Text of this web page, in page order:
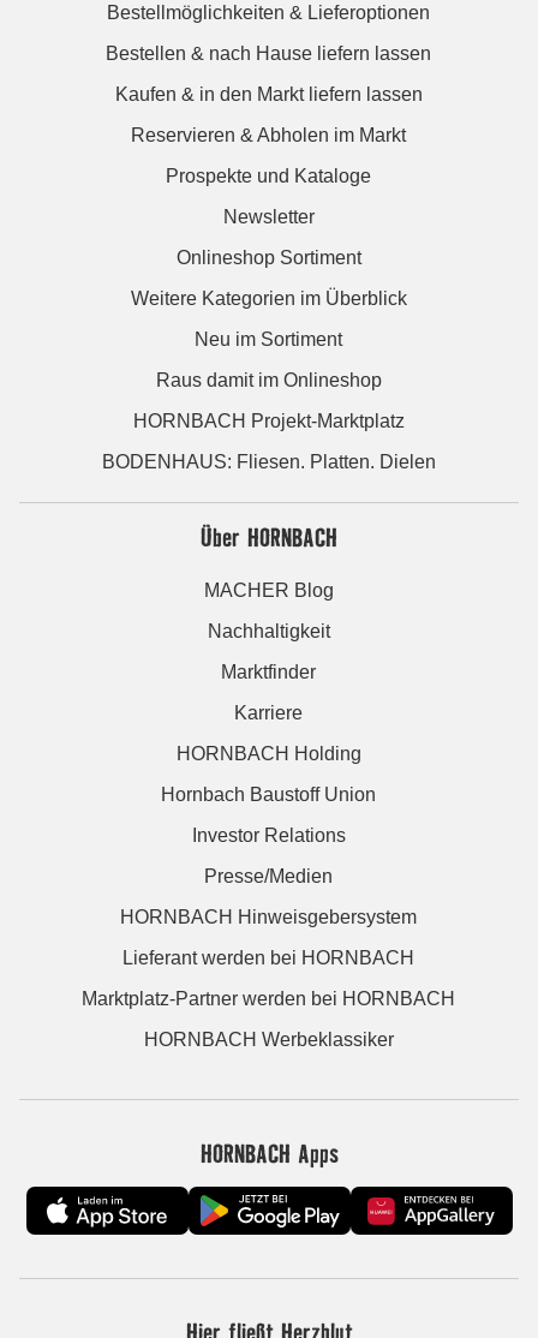
Bestellmöglichkeiten & Lieferoptionen
Bestellen & nach Hause liefern lassen
Kaufen & in den Markt liefern lassen
Reservieren & Abholen im Markt
Prospekte und Kataloge
Newsletter
Onlineshop Sortiment
Weitere Kategorien im Überblick
Neu im Sortiment
Raus damit im Onlineshop
HORNBACH Projekt-Marktplatz
BODENHAUS: Fliesen. Platten. Dielen
Über HORNBACH
MACHER Blog
Nachhaltigkeit
Marktfinder
Karriere
HORNBACH Holding
Hornbach Baustoff Union
Investor Relations
Presse/Medien
HORNBACH Hinweisgebersystem
Lieferant werden bei HORNBACH
Marktplatz-Partner werden bei HORNBACH
HORNBACH Werbeklassiker
HORNBACH Apps